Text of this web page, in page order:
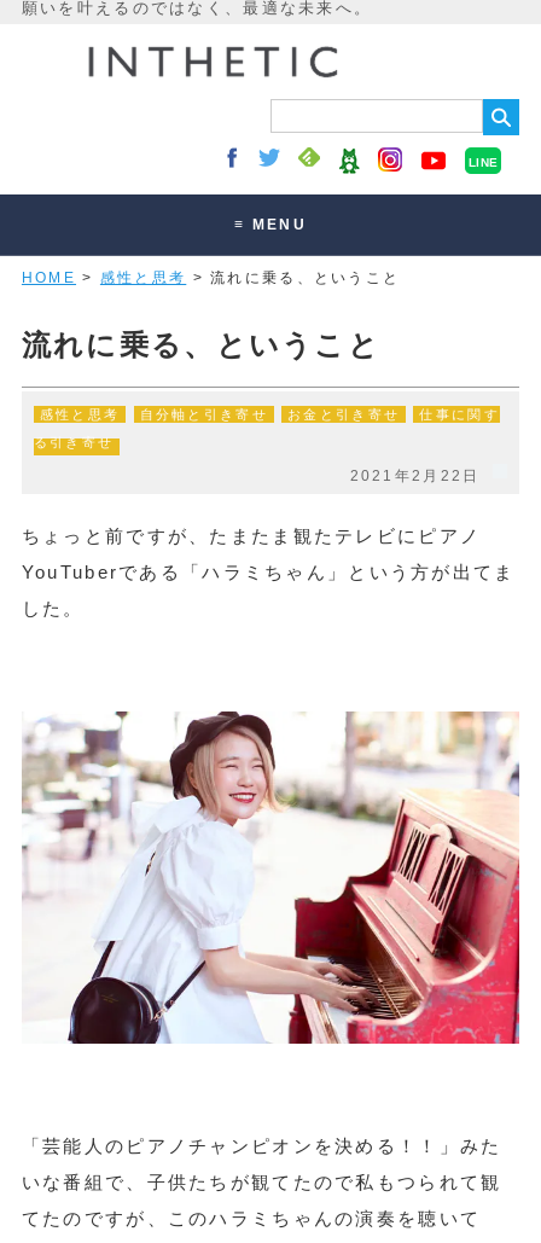
LINE
≡ MENU
未来最適化とは
読みもの
オンラインサロン
HOME > 感性と思考 > 流れに乗る、ということ
流れに乗る、ということ
感性と思考 自分軸と引き寄せ お金と引き寄せ 仕事に関す
る引き寄せ
2021年2月22日
ちょっと前ですが、たまたま観たテレビにピアノ
YouTuberである「ハラミちゃん」という方が出てま
した。
「芸能人のピアノチャンピオンを決める！！」みた
いな番組で、子供たちが観てたので私もつられて観
てたのですが、このハラミちゃんの演奏を聴いて